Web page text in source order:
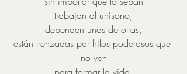
trabajan al unísono,
dependen unas de otras,
están trenzadas por hilos poderosos que
no ven